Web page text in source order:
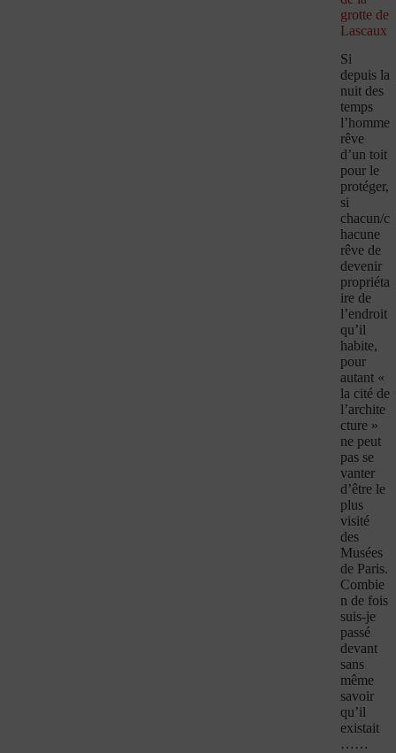
grotte de
Lascaux
Si
depuis la
nuit des
temps
l’homme
rêve
d’un toit
pour le
protéger,
si
chacun/c
hacune
rêve de
devenir
propriéta
ire de
l’endroit
qu’il
habite,
pour
autant «
la cité de
l’archite
cture »
ne peut
pas se
vanter
d’être le
plus
visité
des
Musées
de Paris.
Combie
n de fois
suis-je
passé
devant
sans
même
savoir
qu’il
existait
……